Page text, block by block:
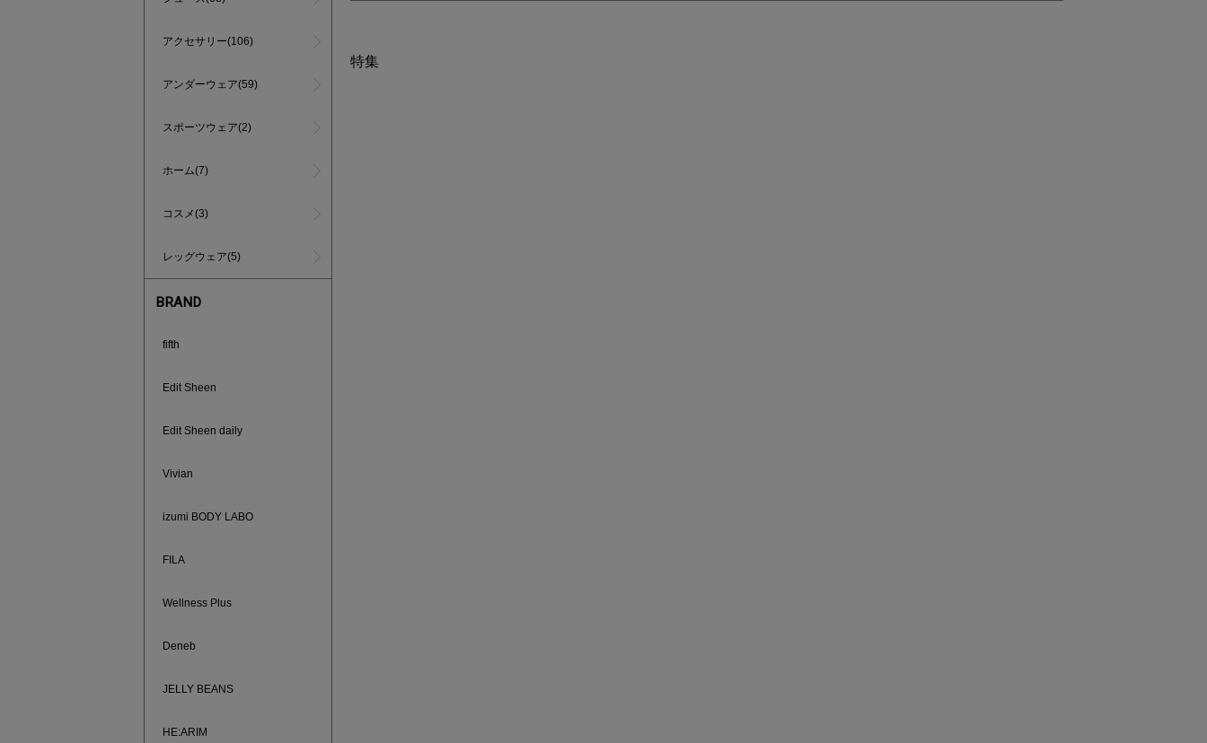
アクセサリー(106)
アンダーウェア(59)
スポーツウェア(2)
ホーム(7)
コスメ(3)
レッグウェア(5)
BRAND
fifth
Edit Sheen
Edit Sheen daily
Vivian
izumi BODY LABO
FILA
Wellness Plus
Deneb
JELLY BEANS
HE:ARIM
特集